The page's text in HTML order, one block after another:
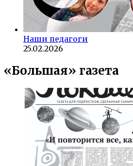
Наши педагоги
25.02.2026
«Большая» газета